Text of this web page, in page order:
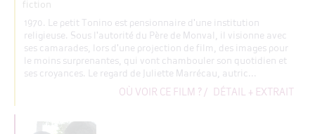
fiction
1970. Le petit Tonino est pensionnaire d'une institution
religieuse. Sous l'autorité du Père de Monval, il visionne avec
ses camarades, lors d'une projection de film, des images pour
le moins surprenantes, qui vont chambouler son quotidien et
ses croyances. Le regard de Juliette Marrécau, autric...
OÙ VOIR CE FILM ? / DÉTAIL + EXTRAIT